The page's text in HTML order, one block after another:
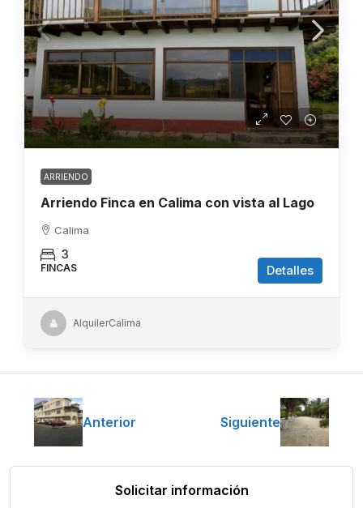
ARRIENDO
Arriendo Finca en Calima con vista al Lago
Calima
3
FINCAS Detalles
AlquilerCalima
Anterior Siguiente
Solicitar información